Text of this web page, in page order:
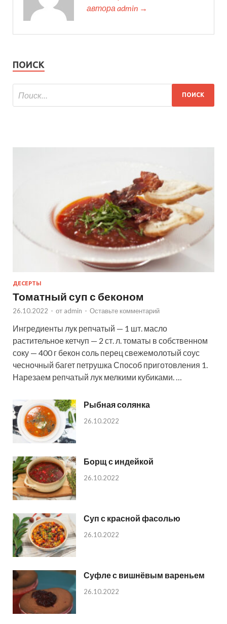
автора admin →
ПОИСК
ДЕСЕРТЫ
Томатный суп с беконом
26.10.2022 - от admin - Оставьте комментарий
Ингредиенты лук репчатый — 1 шт. масло
растительное кетчуп — 2 ст. л. томаты в собственном
соку — 400 г бекон соль перец свежемолотый соус
чесночный багет петрушка Способ приготовления 1.
Нарезаем репчатый лук мелкими кубиками. …
Рыбная солянка
26.10.2022
Борщ с индейкой
26.10.2022
Суп с красной фасолью
26.10.2022
Суфле с вишнёвым вареньем
26.10.2022